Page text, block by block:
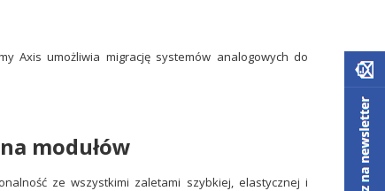
Axis umożliwia migrację systemów analogowych do
modułów
ze wszystkimi zaletami szybkiej, elastycznej i